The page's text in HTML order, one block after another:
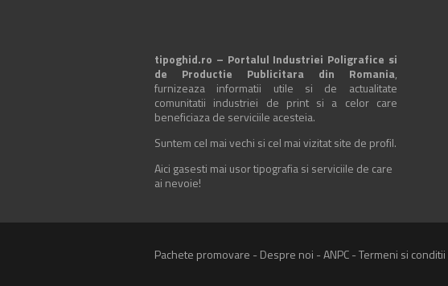
tipoghid.ro – Portalul Industriei Poligrafice si
de Productie Publicitara din Romania,
furnizeaza informatii utile si de actualitate
comunitatii industriei de print si a celor care
beneficiaza de serviciile acesteia.
Suntem cel mai vechi si cel mai vizitat site de profil.
Aici gasesti mai usor tipografia si serviciile de care
ai nevoie!
Pachete promovare - Despre noi -ANPC-Termeni si conditii